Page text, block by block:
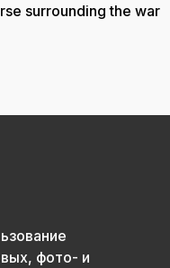
surrounding the war
фото- и